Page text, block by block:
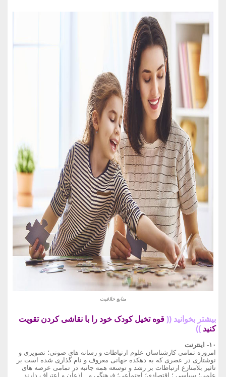
منابع خلاقیت
بیشتر بخوانید (( قوه تخیل کودک خود را با نقاشی کردن تقویت
کنید ))
۱۰- اینترنت
امروزه تمامی کارشناسان علوم ارتیاطات و رسانه های صوتی؛ تصویری و
نوشتاری در عصری که به دهکده جهانی معروف و نام گذاری شده است بر
تاثیر بلامنازع ارتباطات بر رشد و توسعه همه جانبه در تمامی عرصه های
علمی؛ سیاسی ؛ اقتصادی؛ اجتماعی؛ فرهنگی و...اذعان و اعتراف دارند.